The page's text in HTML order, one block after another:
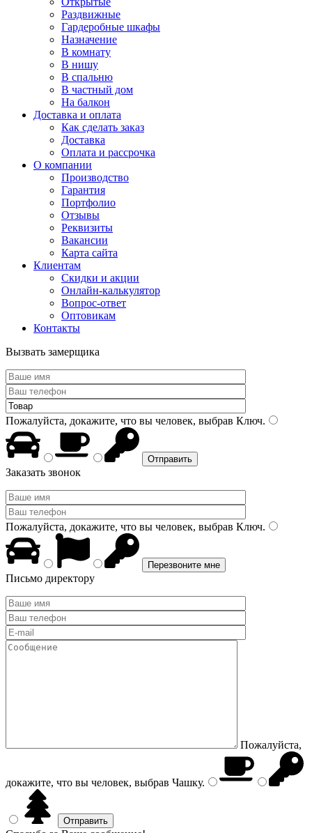
Раздвижные
Гардеробные шкафы
Назначение
В комнату
В нишу
В спальню
В частный дом
На балкон
Доставка и оплата
Как сделать заказ
Доставка
Оплата и рассрочка
О компании
Производство
Гарантия
Портфолио
Отзывы
Реквизиты
Вакансии
Карта сайта
Клиентам
Скидки и акции
Онлайн-калькулятор
Вопрос-ответ
Оптовикам
Контакты
Вызвать замерщика
Пожалуйста, докажите, что вы человек, выбрав Ключ.
Заказать звонок
Пожалуйста, докажите, что вы человек, выбрав Ключ.
Письмо директору
Пожалуйста,
докажите, что вы человек, выбрав Чашку.